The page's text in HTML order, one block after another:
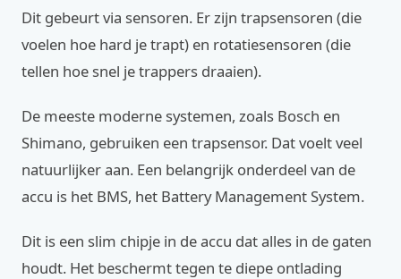
Dit gebeurt via sensoren. Er zijn trapsensoren (die
voelen hoe hard je trapt) en rotatiesensoren (die
tellen hoe snel je trappers draaien).
De meeste moderne systemen, zoals Bosch en
Shimano, gebruiken een trapsensor. Dat voelt veel
natuurlijker aan. Een belangrijk onderdeel van de
accu is het BMS, het Battery Management System.
Dit is een slim chipje in de accu dat alles in de gaten
houdt. Het beschermt tegen te diepe ontlading